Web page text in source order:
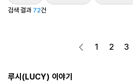
검색 결과 72건
1 2 3
루시(LUCY) 이야기